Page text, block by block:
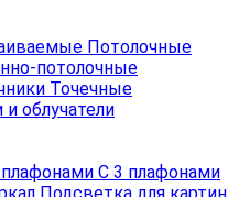
Потолочные
потолочные
Точечные
облучатели
С 3 плафонами